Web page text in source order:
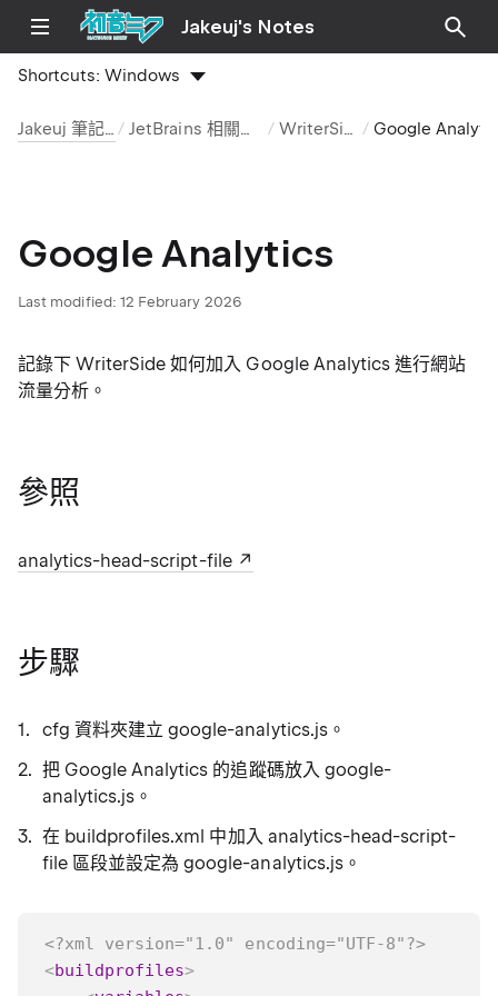
Jakeuj's Notes
Shortcuts:Windows
Jakeuj 筆記本 JetBrains 相關工具 WriterSide
Google Analytics
Last modified: 12 February 2026
記錄下 WriterSide 如何加入 Google Analytics 進行網站
流量分析。
參照
analytics-head-script-file
步驟
cfg 資料夾建立 google-analytics.js。
把 Google Analytics 的追蹤碼放入 google-
analytics.js。
在 buildprofiles.xml 中加入 analytics-head-script-
file 區段並設定為 google-analytics.js。
<?xml version="1.0" encoding="UTF-8"?>
<buildprofiles>